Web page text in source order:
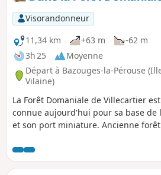
Visorandonneur
11,34 km
+63 m
-62 m
3h 25
Moyenne
Départ à Bazouges-la-Pérouse
Vilaine)
La Forêt Domaniale de Villecartier est
connue aujourd'hui pour sa base de
et son port miniature. Ancienne
des artisans : le Site archéologique
des Sabotiers l'atteste. À l'époque